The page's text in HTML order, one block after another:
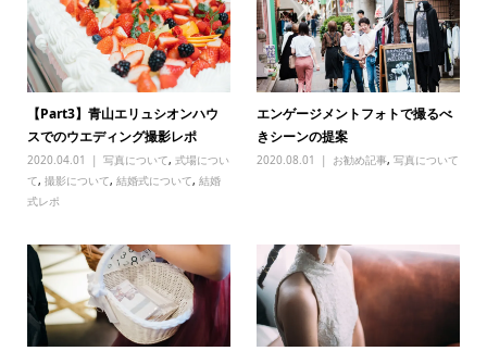
【Part3】青山エリュシオンハウ
スでのウエディング撮影レポ
2020.04.01 写真について, 式場につい
て, 撮影について, 結婚式について, 結婚
式レポ
エンゲージメントフォトで撮るべ
きシーンの提案
2020.08.01 お勧め記事,写真について